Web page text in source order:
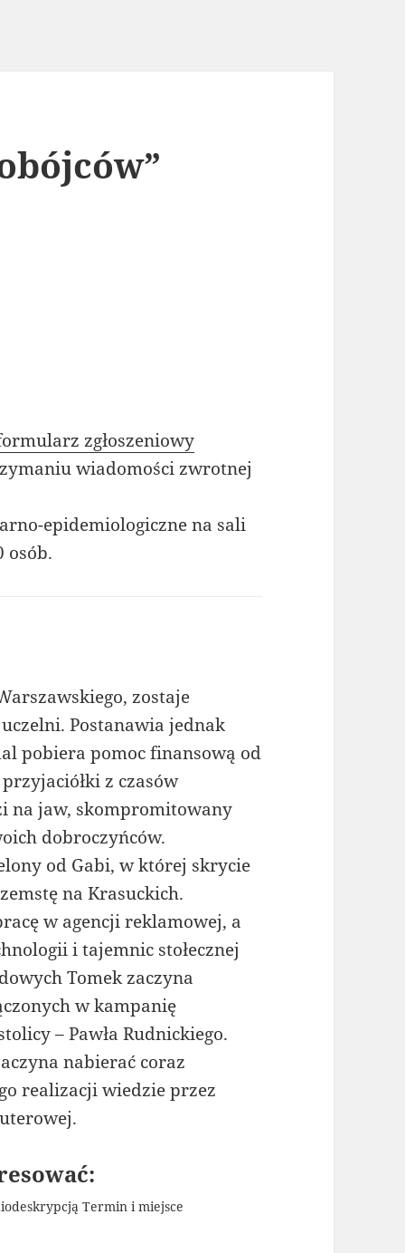
zgłoszeniowy
wiadomości zwrotnej
epidemiologiczne na sali
osób.
zostaje
Postanawia jednak
pobiera pomoc finansową od
z czasów
na jaw, skompromitowany
dobroczyńców.
od Gabi, w której skrycie
na Krasuckich.
w agencji reklamowej, a
i tajemnic stołecznej
Tomek zaczyna
w kampanię
– Pawła Rudnickiego.
nabierać coraz
realizacji wiedzie przez
Termin i miejsce